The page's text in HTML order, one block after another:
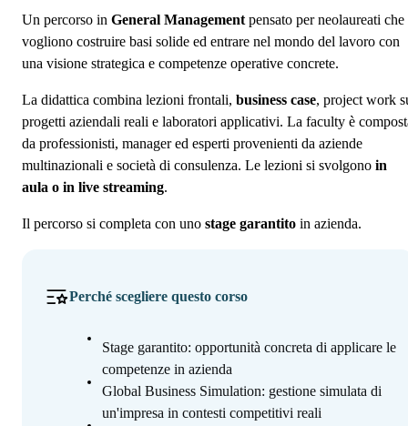
Iscrizione
Borse di studio e finanziamenti
Open Day
Un percorso in General Management pensato per neolaureati che
vogliono costruire basi solide ed entrare nel mondo del lavoro con
una visione strategica e competenze operative concrete.
La didattica combina lezioni frontali, business case, project work
progetti aziendali reali e laboratori applicativi. La faculty è
da professionisti, manager ed esperti provenienti da aziende
multinazionali e società di consulenza. Le lezioni si svolgono in
aula o in live streaming.
Il percorso si completa con uno stage garantito in azienda.
Perché scegliere questo corso
Stage garantito: opportunità concreta di applicare le
competenze in azienda
Global Business Simulation: gestione simulata di
un'impresa in contesti competitivi reali